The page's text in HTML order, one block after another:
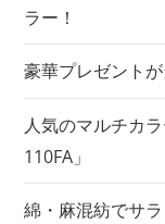
ラー！
豪華プレゼント
人気のマルチカ
110FA」
綿・麻混紡でサラ